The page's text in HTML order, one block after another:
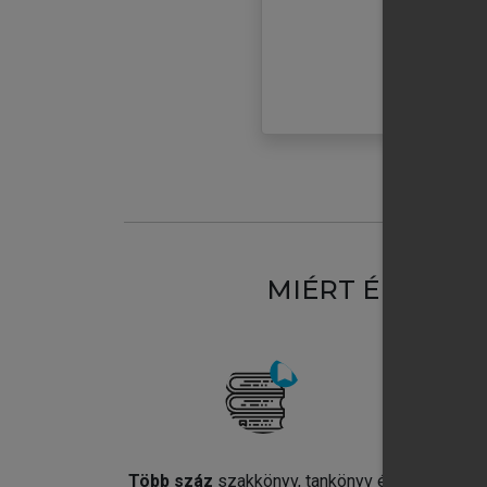
MIÉRT
Több száz szakkönyv, tankönyv és